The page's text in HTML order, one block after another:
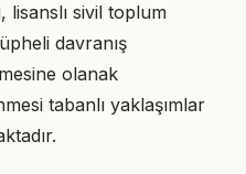
lisanslı sivil toplum
davranış
olanak
tabanlı yaklaşımlar